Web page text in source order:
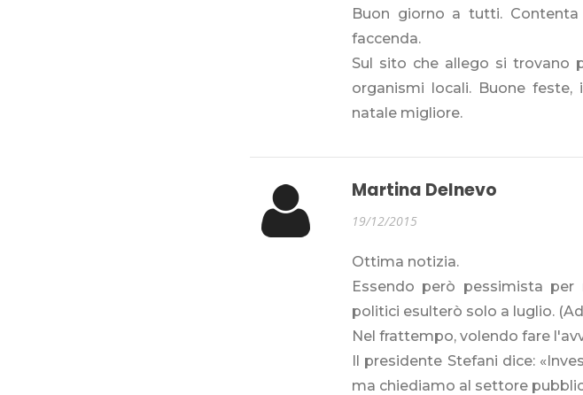
Buon giorno a tutti.
faccenda.
Sul sito che allego si trovano
organismi locali. Buone
natale migliore.
Martina Delnevo
19/12/2015
Ottima notizia.
Essendo però pessimista
politici esulterò solo a luglio.
Nel frattempo, volendo fare
Il presidente Stefani dice:
ma chiediamo al settore